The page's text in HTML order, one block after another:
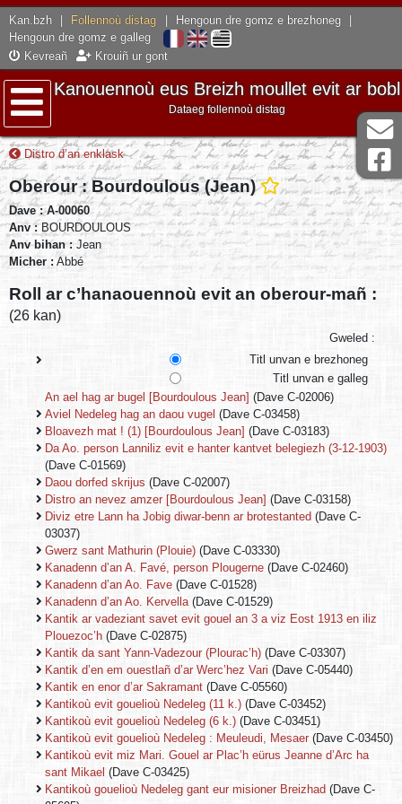
Kan.bzh Follennoù distag Hengoun dre gomz e brezhoneg
Hengoun dre gomz e galleg
Kevreañ
Krouiñ ur gont
Lañser
Kanouennoù eus Breizh moullet evit ar bobl
Dataeg follennoù distag
Distro d’an enklask
Oberour : Bourdoulous (Jean)
Dave : A-00060
Anv :BOURDOULOUS
Anv bihan :Jean
Micher : Abbé
Roll ar c’hanaouennoù evit an oberour-mañ :
(26 kan)
Gweled :
Titl unvan e brezhoneg
Titl unvan e galleg
An ael hag ar bugel [Bourdoulous Jean] (Dave C-02006)
Aviel Nedeleg hag an daou vugel (Dave C-03458)
Bloavezh mat ! (1) [Bourdoulous Jean] (Dave C-03183)
Da Ao. person Lanniliz evit e hanter kantvet belegiezh (3-12-1903)
(Dave C-01569)
Daou dorfed skrijus (Dave C-02007)
Distro an nevez amzer [Bourdoulous Jean] (Dave C-03158)
Diviz etre Lann ha Jobig diwar-benn ar brotestanted (Dave C-
03037)
Gwerz sant Mathurin (Plouie) (Dave C-03330)
Kanadenn d’an A. Favé, person Plougerne (Dave C-02460)
Kanadenn d’an Ao. Fave (Dave C-01528)
Kanadenn d’an Ao. Kervella(Dave C-01529)
Kantik ar vadeziant savet evit gouel an 3 a viz Eost 1913 en iliz
Plouezoc’h (Dave C-02875)
Kantik da sant Yann-Vadezour (Plourac’h) (Dave C-03307)
Kantik d’en em ouestlañ d’ar Werc’hez Vari (Dave C-05440)
Kantik en enor d’ar Sakramant (Dave C-05560)
Kantikoù evit gouelioù Nedeleg (11 k.) (Dave C-03452)
Kantikoù evit gouelioù Nedeleg (6 k.) (Dave C-03451)
Kantikoù evit gouelioù Nedeleg : Meuleudi, Mesaer(Dave C-03450)
Kantikoù evit miz Mari. Gouel ar Plac’h eürus Jeanne d’Arc ha
sant Mikael (Dave C-03425)
Kantikoù gouelioù Nedeleg gant eur misioner Breizhad (Dave C-